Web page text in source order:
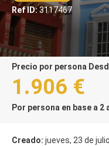
Ref ID: 3117467
precio por persona
1.906 €
Por persona en base a 2
Creado: jueves, 23 de